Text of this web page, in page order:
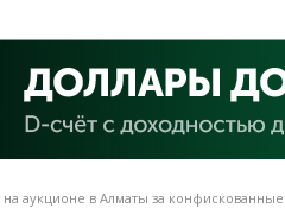
на аукционе в Алматы за